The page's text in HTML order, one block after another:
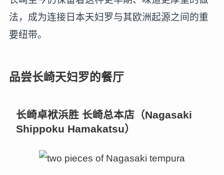
法，成为连接日本天妇罗与其欧洲起源之间的重
要纽带。
品尝长崎天妇罗的餐厅
长崎卓袱浜胜 长崎总本店（Nagasaki
Shippoku Hamakatsu）